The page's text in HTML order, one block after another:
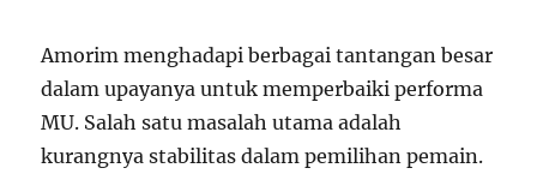
Amorim menghadapi berbagai tantangan besar
dalam upayanya untuk memperbaiki performa
MU. Salah satu masalah utama adalah
kurangnya stabilitas dalam pemilihan pemain.